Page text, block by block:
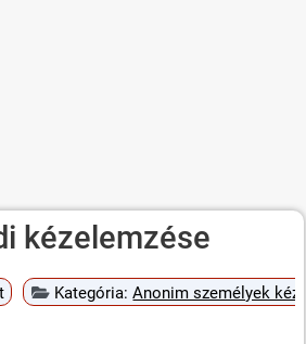
kézelemzése
Kategória:Anonim személyek